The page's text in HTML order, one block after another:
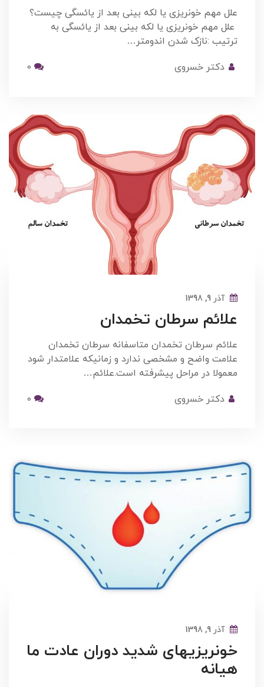
علل مهم خونریزی یا لکه بینی بعد از یائسگی چیست؟
علل مهم خونریزی یا لکه بینی بعد از یائسگی به
ترتیب :نازک شدن اندومتر…
دکتر خسروی
آذر 9, 1398
علائم سرطان تخمدان
علائم سرطان تخمدان متاسفانه سرطان تخمدان
علامت واضح و مشخصی ندارد و زمانیکه علامتدار شود
معمولا در مراحل پیشرفته است.علائم…
دکتر خسروی
آذر 9, 1398
خونریزیهای شدید دوران عادت ما
هیانه